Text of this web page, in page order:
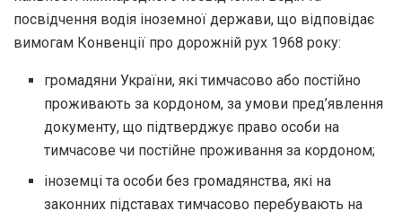
посвідчення водія іноземної держави, що відповідає
вимогам Конвенції про дорожній рух 1968 року:
громадяни України, які тимчасово або постійно
проживають за кордоном, за умови пред’явлення
документу, що підтверджує право особи на
тимчасове чи постійне проживання за кордоном;
іноземці та особи без громадянства, які на
законних підставах тимчасово перебувають на